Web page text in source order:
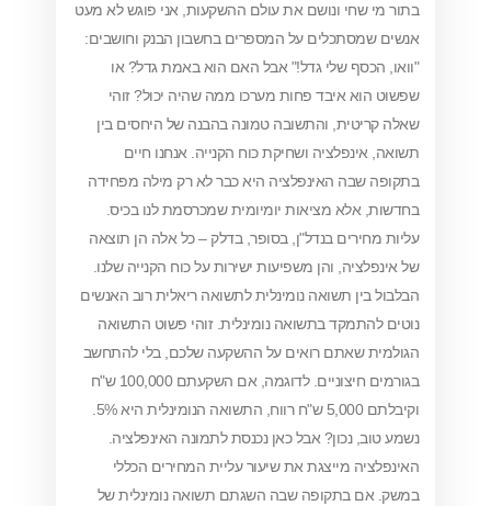
ונושם את עולם ההשקעות, אני פוגש לא מעט
על המספרים בחשבון הבנק וחושבים:
שלי גדל!" אבל האם הוא באמת גדל? או
איבד פחות מערכו ממה שהיה יכול? זוהי
והתשובה טמונה בהבנה של היחסים בין
ושחיקת כוח הקנייה. אנחנו חיים
האינפלציה היא כבר לא רק מילה מפחידה
מציאות יומיומית שמכרסמת לנו בכיס.
בנדל"ן, בסופר, בדלק – כל אלה הן תוצאה
והן משפיעות ישירות על כוח הקנייה שלנו.
תשואה נומינלית לתשואה ריאלית רוב האנשים
בתשואה נומינלית. זוהי פשוט התשואה
שאתם רואים על ההשקעה שלכם, בלי להתחשב
בגורמים חיצוניים. לדוגמה, אם השקעתם 100,000 ש"ח
וקיבלתם 5,000 ש"ח רווח, התשואה הנומינלית היא 5%.
נכון? אבל כאן נכנסת לתמונה האינפלציה.
מייצגת את שיעור עליית המחירים הכללי
בתקופה שבה השגתם תשואה נומינלית של